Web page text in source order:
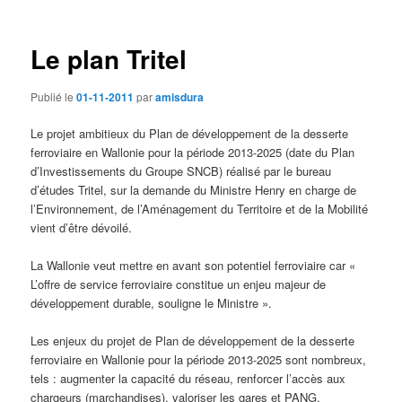
Le plan Tritel
Publié le01-11-2011 paramisdura
Le projet ambitieux du Plan de développement de la desserte
ferroviaire en Wallonie pour la période 2013-2025 (date du Plan
d’Investissements du Groupe SNCB) réalisé par le bureau
d’études Tritel, sur la demande du Ministre Henry en charge de
l’Environnement, de l’Aménagement du Territoire et de la Mobilité
vient d’être dévoilé.
La Wallonie veut mettre en avant son potentiel ferroviaire car «
L’offre de service ferroviaire constitue un enjeu majeur de
développement durable, souligne le Ministre ».
Les enjeux du projet de Plan de développement de la desserte
ferroviaire en Wallonie pour la période 2013-2025 sont nombreux,
tels : augmenter la capacité du réseau, renforcer l’accès aux
chargeurs (marchandises), valoriser les gares et PANG,